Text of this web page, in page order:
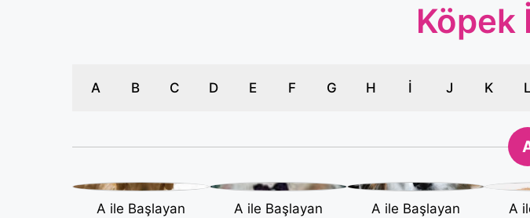
Köpek
A B C D E F G H İ J K L
A ile Başlayan
A ile Başlayan
A ile Başlayan
A